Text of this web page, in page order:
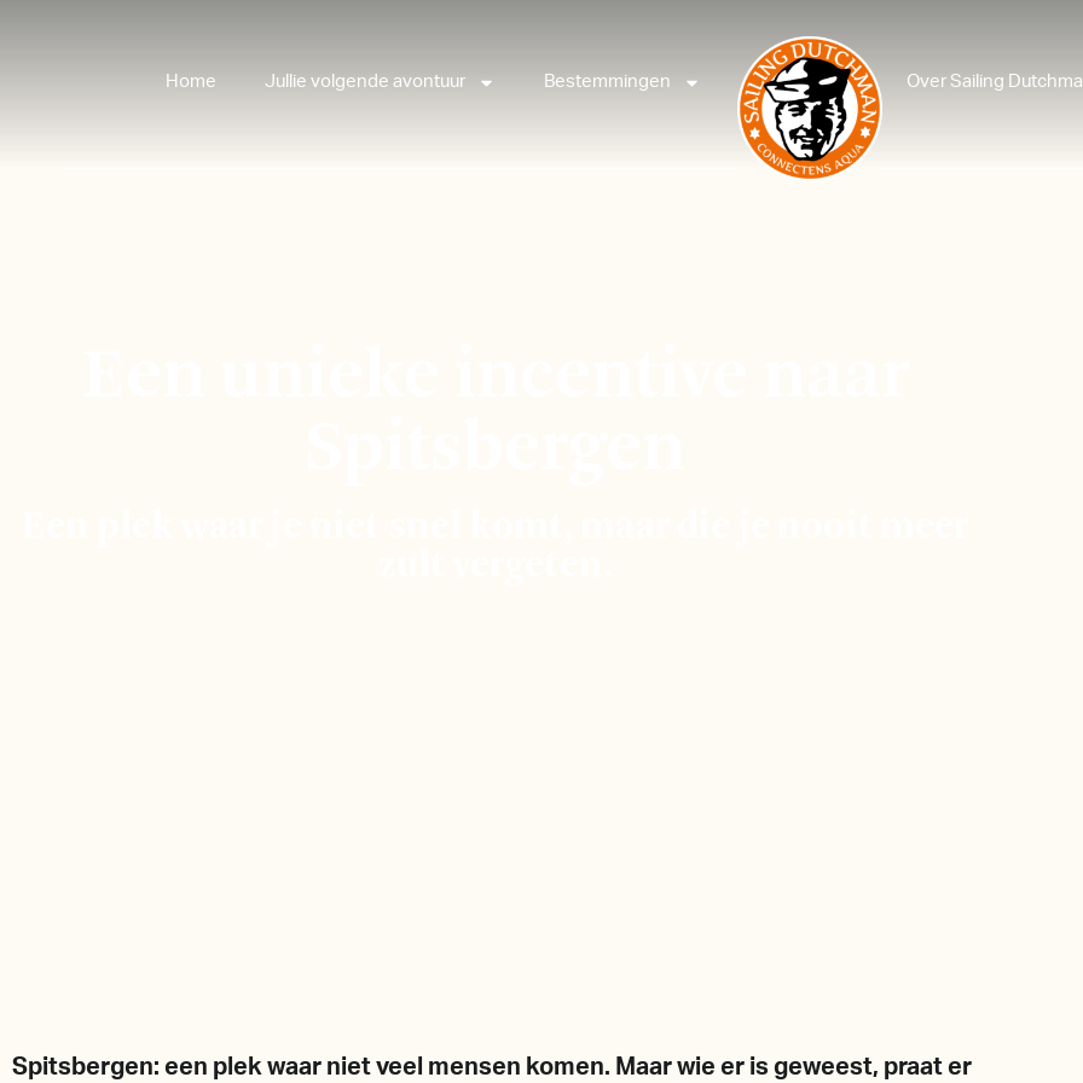
Home Jullie volgende avontuur Bestemmingen Over Sailing
Spitsbergen: een plek waar niet veel mensen komen. Maar wie er is geweest, praat er